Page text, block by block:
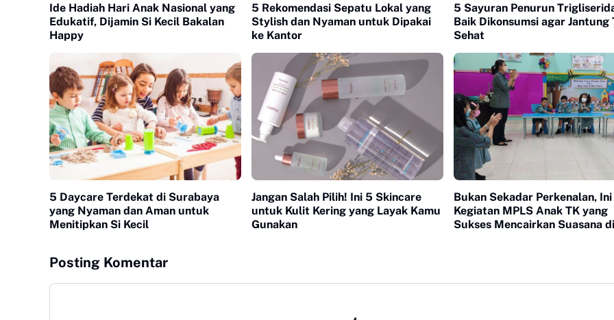
Ide Hadiah Hari Anak Nasional yang
Edukatif, Dijamin Si Kecil Bakalan
Happy
5 Rekomendasi Sepatu Lokal yang
Stylish dan Nyaman untuk Dipakai
ke Kantor
5 Sayuran Penurun
Baik Dikonsumsi agar Jantung
Sehat
5 Daycare Terdekat di Surabaya
yang Nyaman dan Aman untuk
Menitipkan Si Kecil
Jangan Salah Pilih! Ini 5 Skincare
untuk Kulit Kering yang Layak Kamu
Gunakan
Bukan Sekadar Perkenalan,
Kegiatan MPLS Anak TK yang
Sukses Mencairkan Suasana
Posting Komentar